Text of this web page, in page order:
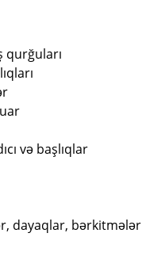
qurğuları
və başlıqlar
dayaqlar, bərkitmələr